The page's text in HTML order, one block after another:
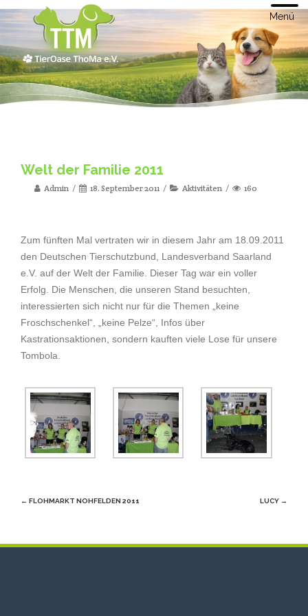
Menü
Welt der Familie 2011
Admin 18. September 2011 Aktivitäten 160
Zum fünften Mal vertraten wir in diesem Jahr am 18.09.2011
den Deutschen Tierschutzbund, Landesverband Saarland
e.V. auf der Welt der Familie. Dieser Tag war ein voller
Erfolg. Die Menschen, die unseren Stand besuchten,
interessierten sich nicht nur für die Themen „keine
Froschschenkel“, „keine Pelze“, Infos über
Kastrationsaktionen, sondern kauften viele Lose für unsere
Tombola.
Beitragsnavigation
← FLOHMARKT NOHFELDEN 2011 LUCY →